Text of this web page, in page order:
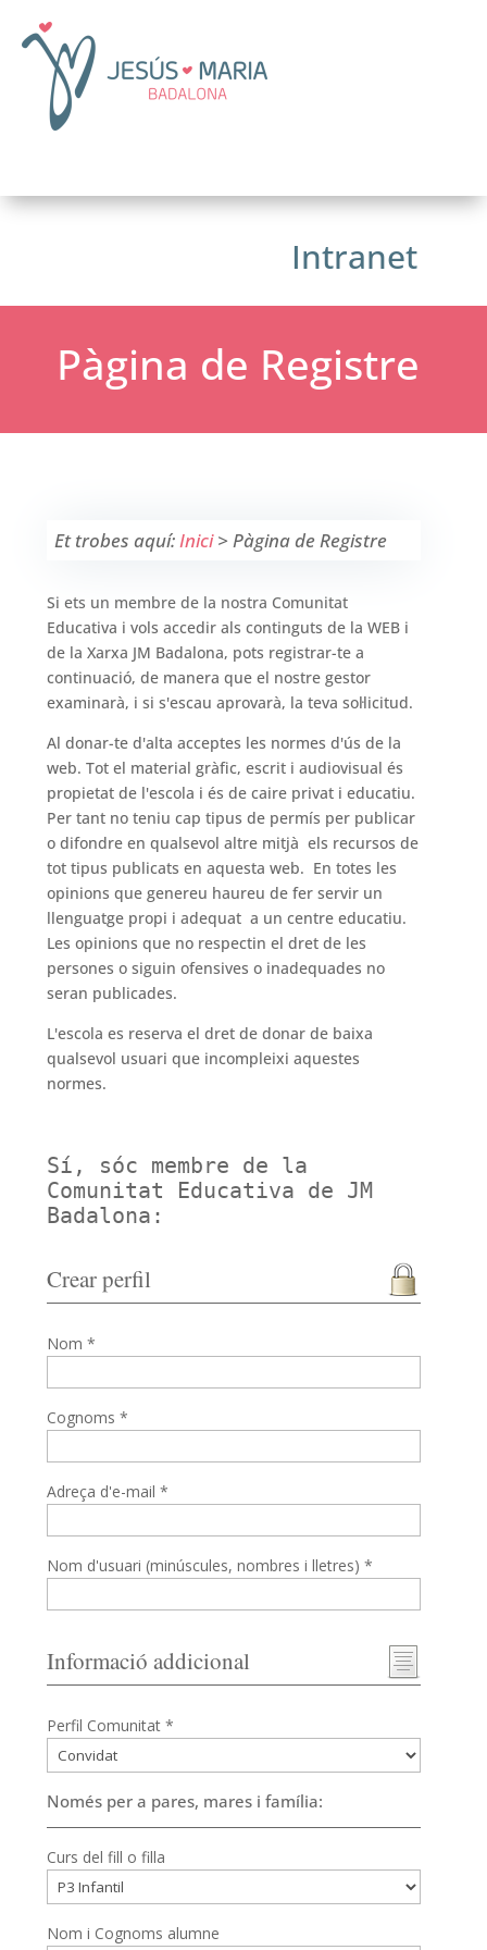
Intranet
Pàgina de Registre
Et trobes aquí:Inici> Pàgina de Registre
Si ets un membre de la nostra Comunitat
Educativa i vols accedir als continguts de la WEB i
de la Xarxa JM Badalona, pots registrar-te a
continuació, de manera que el nostre gestor
examinarà, i si s'escau aprovarà, la teva sol·licitud.
Al donar-te d'alta acceptes les normes d'ús de la
web. Tot el material gràfic, escrit i audiovisual és
propietat de l'escola i és de caire privat i educatiu.
Per tant no teniu cap tipus de permís per publicar
o difondre en qualsevol altre mitjà els recursos de
tot tipus publicats en aquesta web. En totes les
opinions que genereu haureu de fer servir un
llenguatge propi i adequat a un centre educatiu.
Les opinions que no respectin el dret de les
persones o siguin ofensives o inadequades no
seran publicades.
L'escola es reserva el dret de donar de baixa
qualsevol usuari que incompleixi aquestes
normes.
Sí, sóc membre de la
Comunitat Educativa de JM
Badalona:
Crear perfil
Nom *
Cognoms *
Adreça d'e-mail *
Nom d'usuari (minúscules, nombres i lletres) *
Informació addicional
Perfil Comunitat *
Només per a pares, mares i família:
Curs del fill o filla
Nom i Cognoms alumne